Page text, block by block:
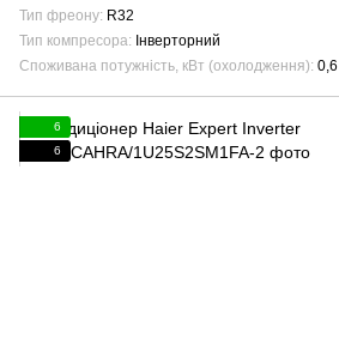
Тип фреону R32
Тип компресора
Інверторний
Споживана потужність, кВт (охолодження) 0,6
6
6